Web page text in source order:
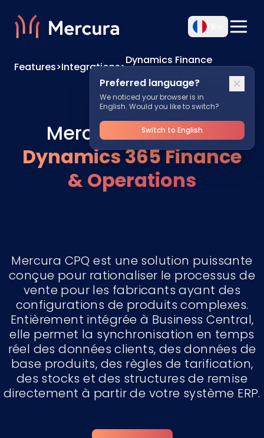
Preferred language?
We noticed your browser is in
English. Would you like to switch?
Switch to English
Features>Integrations>
Dynamics Finance
Operations Configurator
Mercura CPQ pour
Dynamics 365 Finance
& Operations
Mercura CPQ est une solution puissante
conçue pour rationaliser le processus de
vente pour les fabricants ayant des
configurations de produits complexes.
Entièrement intégrée à Business Central,
elle permet la synchronisation en temps
réel des données clients, des données de
base produits, des règles de tarification,
des stocks et des structures de remise
directement à partir de votre système ERP.